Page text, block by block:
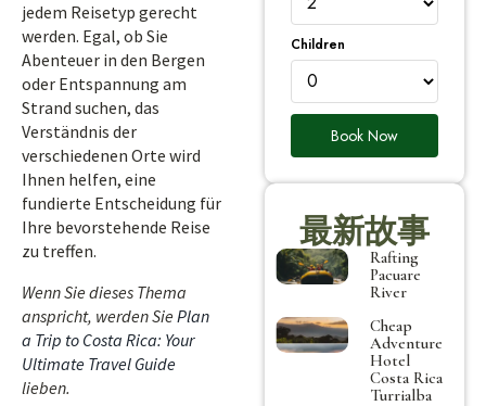
jedem Reisetyp gerecht
werden. Egal, ob Sie
Abenteuer in den Bergen
oder Entspannung am
Strand suchen, das
Verständnis der
verschiedenen Orte wird
Ihnen helfen, eine
fundierte Entscheidung für
Ihre bevorstehende Reise
zu treffen.
Wenn Sie dieses Thema
anspricht, werden Sie Plan
a Trip to Costa Rica: Your
Ultimate Travel Guide
lieben.
Children
Book Now
最新故事
Rafting
Pacuare
River
Cheap
Adventure
Hotel
Costa Rica
Turrialba